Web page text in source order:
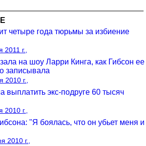
четыре года тюрьмы за избиение
2011 г.,
на шоу Ларри Кинга, как Гибсон ее
записывала
2010 г.,
выплатить экс-подруге 60 тысяч
2010 г.,
"Я боялась, что он убьет меня и
2010 г.,